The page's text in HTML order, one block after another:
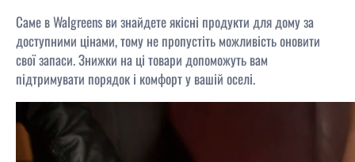
Саме в Walgreens ви знайдете якісні продукти для дому за
доступними цінами, тому не пропустіть можливість оновити
свої запаси. Знижки на ці товари допоможуть вам
підтримувати порядок і комфорт у вашій оселі.